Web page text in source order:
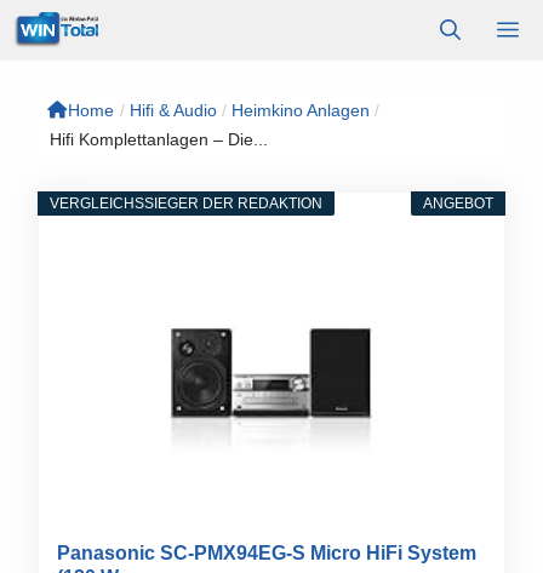
Zum
Inhalt
Home / Hifi & Audio / Heimkino Anlagen /
Hifi Komplettanlagen – Die...
ANGEBOT
VERGLEICHSSIEGER DER REDAKTION
Panasonic SC-PMX94EG-S Micro HiFi System